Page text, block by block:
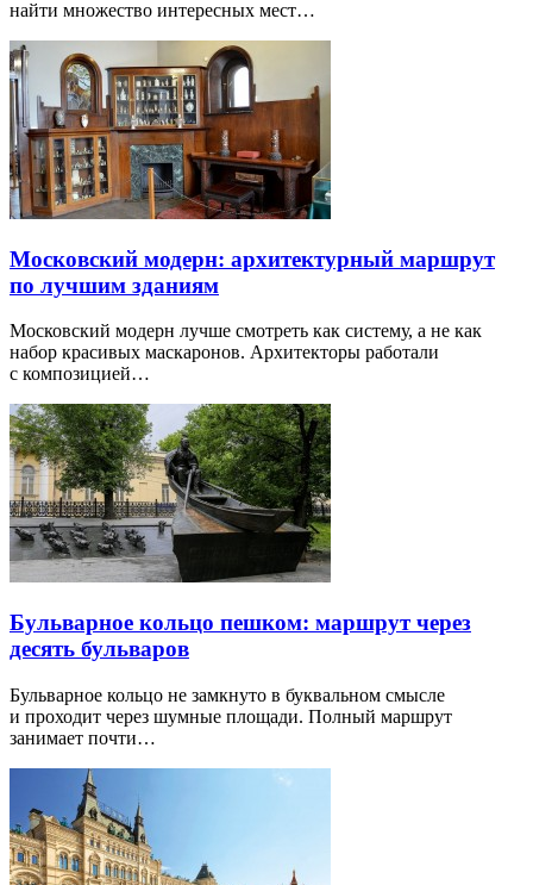
найти множество интересных мест…
Московский модерн: архитектурный маршрут
по лучшим зданиям
Московский модерн лучше смотреть как систему, а не как
набор красивых маскаронов. Архитекторы работали
с композицией…
Бульварное кольцо пешком: маршрут через
десять бульваров
Бульварное кольцо не замкнуто в буквальном смысле
и проходит через шумные площади. Полный маршрут
занимает почти…